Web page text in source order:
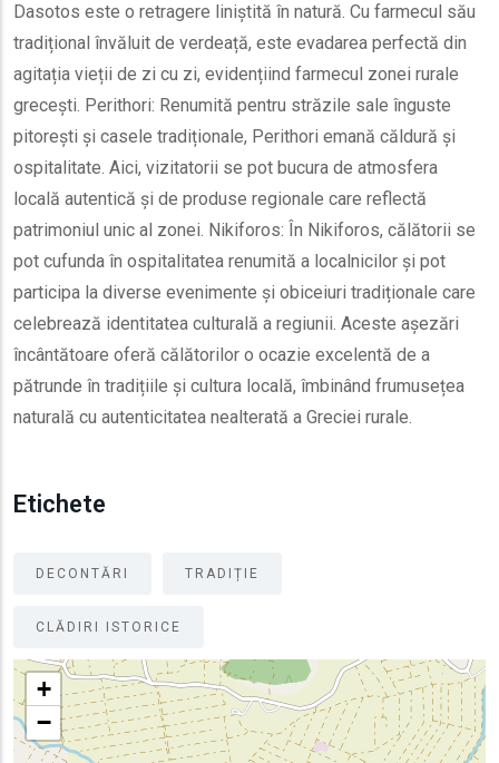
Dasotos este o retragere liniștită în natură. Cu farmecul său
tradițional învăluit de verdeață, este evadarea perfectă din
agitația vieții de zi cu zi, evidențiind farmecul zonei rurale
grecești. Perithori: Renumită pentru străzile sale înguste
pitorești și casele tradiționale, Perithori emană căldură și
ospitalitate. Aici, vizitatorii se pot bucura de atmosfera
locală autentică și de produse regionale care reflectă
patrimoniul unic al zonei. Nikiforos: În Nikiforos, călătorii se
pot cufunda în ospitalitatea renumită a localnicilor și pot
participa la diverse evenimente și obiceiuri tradiționale care
celebrează identitatea culturală a regiunii. Aceste așezări
încântătoare oferă călătorilor o ocazie excelentă de a
pătrunde în tradițiile și cultura locală, îmbinând frumusețea
naturală cu autenticitatea nealterată a Greciei rurale.
Etichete
DECONTĂRI TRADIȚIE
CLĂDIRI ISTORICE
+
−